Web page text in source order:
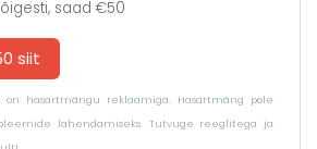
saad €50
siit
on hasartmängu reklaamiga. Hasartmäng pole
lahendamiseks. Tutvuge reeglitega ja